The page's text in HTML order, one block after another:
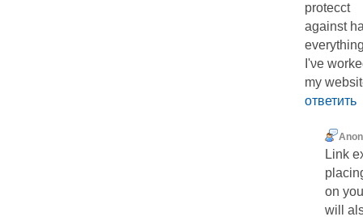
protecct
аgainst
I'νe
my
ответить
Link
on
will